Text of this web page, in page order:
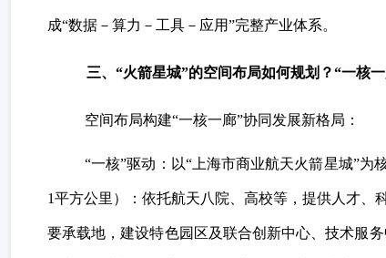
成“数据－算力－工具－应用”完整产业体系。
三、“火箭星城”的空间布局如何规划？“一核
空间布局构建“一核一廊”协同发展新格局：
“一核”驱动：以“上海市商业航天火箭星城”
1平方公里）：依托航天八院、高校等，提供人才、
要承载地，建设特色园区及联合创新中心、技术服